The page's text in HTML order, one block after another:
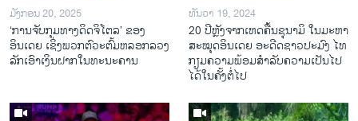
ມັງກອນ 20, 2025
‘ການຈັບກຸມທາງດິດຈິໂຕລ’ ຂອງ
ອິນເດຍ ເຊິ່ງພວກຕົວະຕົ້ມຫລອກລວງ
ລັກເອົາເງິນຝາກໃນທະນະຄານ
ທັນວາ 19, 2024
20 ປີຫຼັງ​ຈາກ​ເຫດ​ຄື້ນ​ຊຸ​ນາ​ມິ ໃນ​ມະ​ຫາ​
ສະ​ໝຸດ​ອິນ​ເດຍ ອະ​ດີດ​ຊາວ​ປະ​ມົງ ໄທ
ກຽມ​ຄວາມ​ພ້ອມ​ສຳ​ລັບ​ຄວາມ​ເປັນ​ໄປ​
ໄດ້​ໃນ​ຄັ້ງ​ຕໍ່​ໄປ